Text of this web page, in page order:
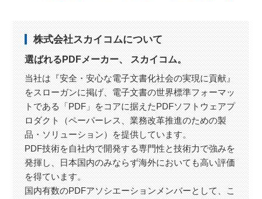
株式会社スカイコムについて
選ばれるPDFメーカー、 スカイコム。
当社は『安全・安心な電子文書化社会の実現に貢献』
をスローガンに掲げ、電子文書の世界標準フォーマッ
トである「PDF」をコアに据えたPDFソフトウェアプ
ロダクト（ペーパーレス、業務改革推進のための製
品・ソリューション）を提供しています。
PDF技術を自社内で開発する専門性と技術力で強みを
発揮し、日本国内のみならず海外においても高い評価
を得ています。
国内有数のPDFアソシエーションメンバーとして、こ